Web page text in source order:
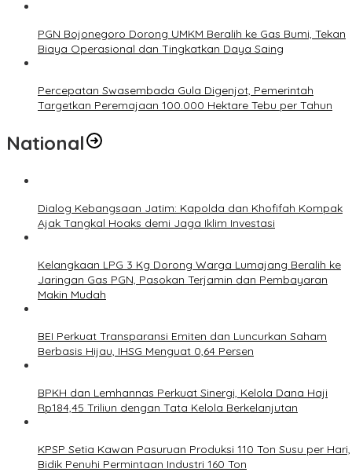
PGN Bojonegoro Dorong UMKM Beralih ke Gas Bumi, Tekan
Biaya Operasional dan Tingkatkan Daya Saing
Percepatan Swasembada Gula Digenjot, Pemerintah
Targetkan Peremajaan 100.000 Hektare Tebu per Tahun
National
Dialog Kebangsaan Jatim: Kapolda dan Khofifah Kompak
Ajak Tangkal Hoaks demi Jaga Iklim Investasi
Kelangkaan LPG 3 Kg Dorong Warga Lumajang Beralih ke
Jaringan Gas PGN, Pasokan Terjamin dan Pembayaran
Makin Mudah
BEI Perkuat Transparansi Emiten dan Luncurkan Saham
Berbasis Hijau, IHSG Menguat 0,64 Persen
BPKH dan Lemhannas Perkuat Sinergi, Kelola Dana Haji
Rp184,45 Triliun dengan Tata Kelola Berkelanjutan
KPSP Setia Kawan Pasuruan Produksi 110 Ton Susu per Hari,
Bidik Penuhi Permintaan Industri 160 Ton